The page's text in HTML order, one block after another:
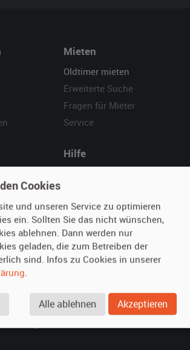
Mieten
Oldtimer mieten
Erweiterte Suche
Fragen für Mieter
Service
Hilfe
Kontakt
–
Cookies
und unseren Service zu optimieren
ein. Sollten Sie das nicht wünschen,
ablehnen. Dann werden nur
geladen, die zum Betreiben der
sind. Infos zu Cookies in unserer
.
Alle ablehnen Akzeptieren